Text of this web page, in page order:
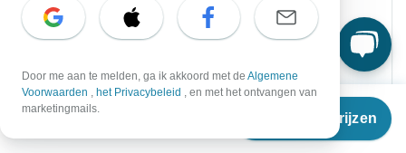
Vanaf
Reisdata & prijzen
Aanmeldento unlock savings
Monteverde - Eeuwig regenwoud voor kinderen
(partner van Stichting Intrepid) Nachtwandeling door
de natuur
€37
Door me aan te melden, ga ik akkoord met de Algemene
Voorwaarden , het Privacybeleid , en met het ontvangen van
marketingmails.